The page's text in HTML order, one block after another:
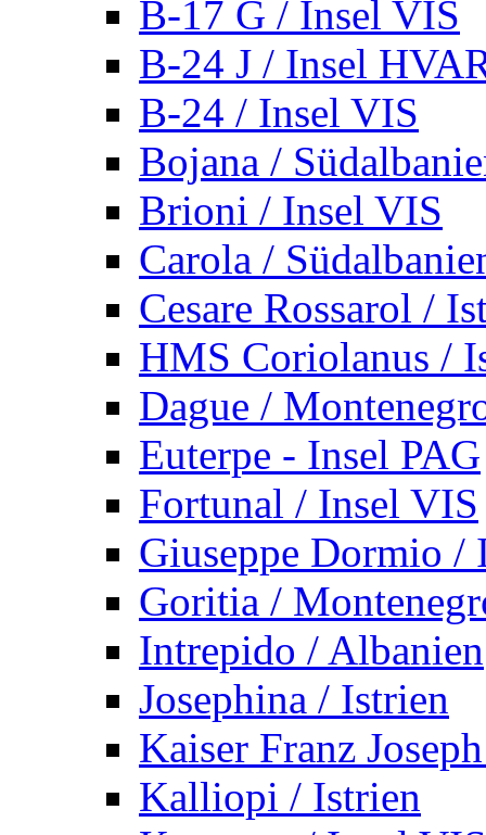
B-17 G / Insel VIS
B-24 J / Insel
B-24 / Insel VIS
Bojana /
Brioni / Insel VIS
Carola /
Cesare Rossarol /
HMS Coriolanus /
Dague /
Euterpe - Insel PAG
Fortunal / Insel VIS
Giuseppe Dormio /
Goritia /
Intrepido / Albanien
Josephina / Istrien
Kaiser Franz
Kalliopi / Istrien